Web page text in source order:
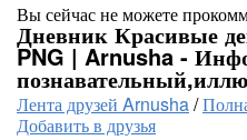
Вы сейчас не можете
Дневник Красивые
PNG | Arnusha -
Лента друзей Arnusha/
Добавить в друзья